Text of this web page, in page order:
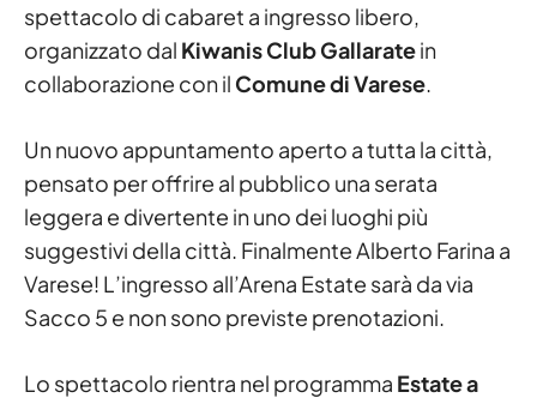
spettacolo di cabaret a ingresso libero,
organizzato dal Kiwanis Club Gallaratein
collaborazione con il Comune di Varese.
Un nuovo appuntamento aperto a tutta la città,
pensato per offrire al pubblico una serata
leggera e divertente in uno dei luoghi più
suggestivi della città. Finalmente Alberto Farina a
Varese! L’ingresso all’Arena Estate sarà da via
Sacco 5 e non sono previste prenotazioni.
Lo spettacolo rientra nel programma Estate a